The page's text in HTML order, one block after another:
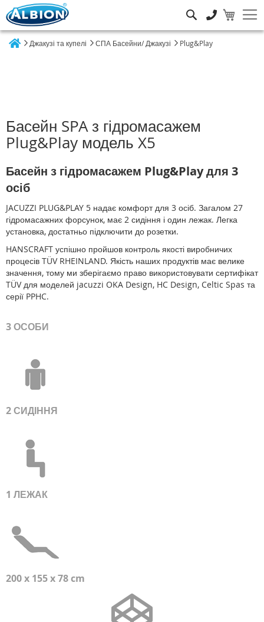
Джакузі та купелі СПА Басейни/ Джакузі Plug&Play
Басейн SPA з гідромасажем
Plug&Play модель X5
Басейн з гідромасажем Plug&Play для 3
осіб
JACUZZI PLUG&PLAY 5 надає комфорт для 3 осіб. Загалом 27
гідромасажних форсунок, має 2 сидіння і один лежак. Легка
установка, достатньо підключити до розетки.
HANSCRAFT успішно пройшов контроль якості виробничих
процесів TÜV RHEINLAND. Якість наших продуктів має велике
значення, тому ми зберігаємо право використовувати сертифікат
TÜV для моделей jacuzzi OKA Design, HC Design, Celtic Spas та
серії PPHC.
3 ОСОБИ
2 СИДІННЯ
1 ЛЕЖАК
200 x 155 x 78 cm